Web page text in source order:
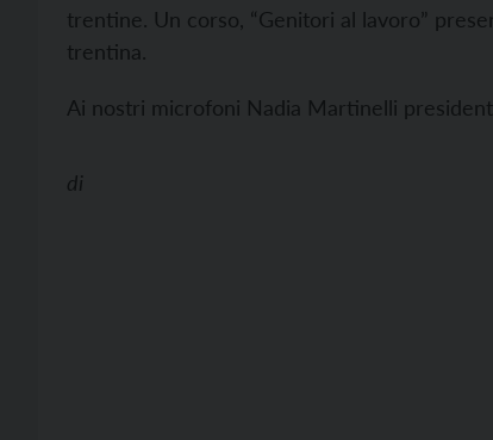
trentine. Un corso, “Genitori al lavoro”
trentina.
Ai nostri microfoni Nadia Martinelli
di